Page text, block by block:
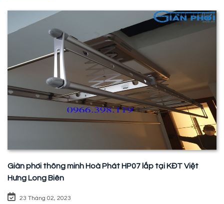
Giàn phơi thông minh Hoà Phát HP07 lắp tại KĐT Việt
Hưng Long Biên
23 Tháng 02, 2023